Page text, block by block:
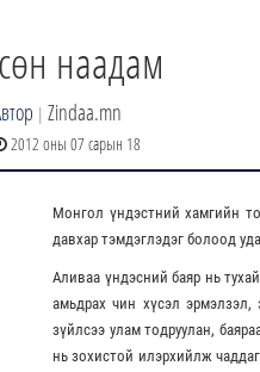
наадам
| Zindaa.mn
2012 оны 07 сарын 18
Монгол үндэстний хамгийн
давхар тэмдэглэдэг болоод
Аливаа үндэсний баяр нь
амьдрах чин хүсэл эрмэлзэл,
зүйлсээ улам тодруулан,
нь зохистой илэрхийлж